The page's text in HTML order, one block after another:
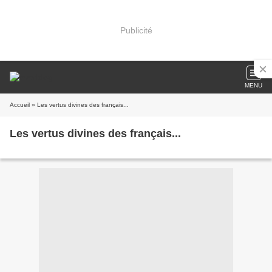
Publicité
MENU
Accueil » Les vertus divines des français...
Les vertus divines des français...